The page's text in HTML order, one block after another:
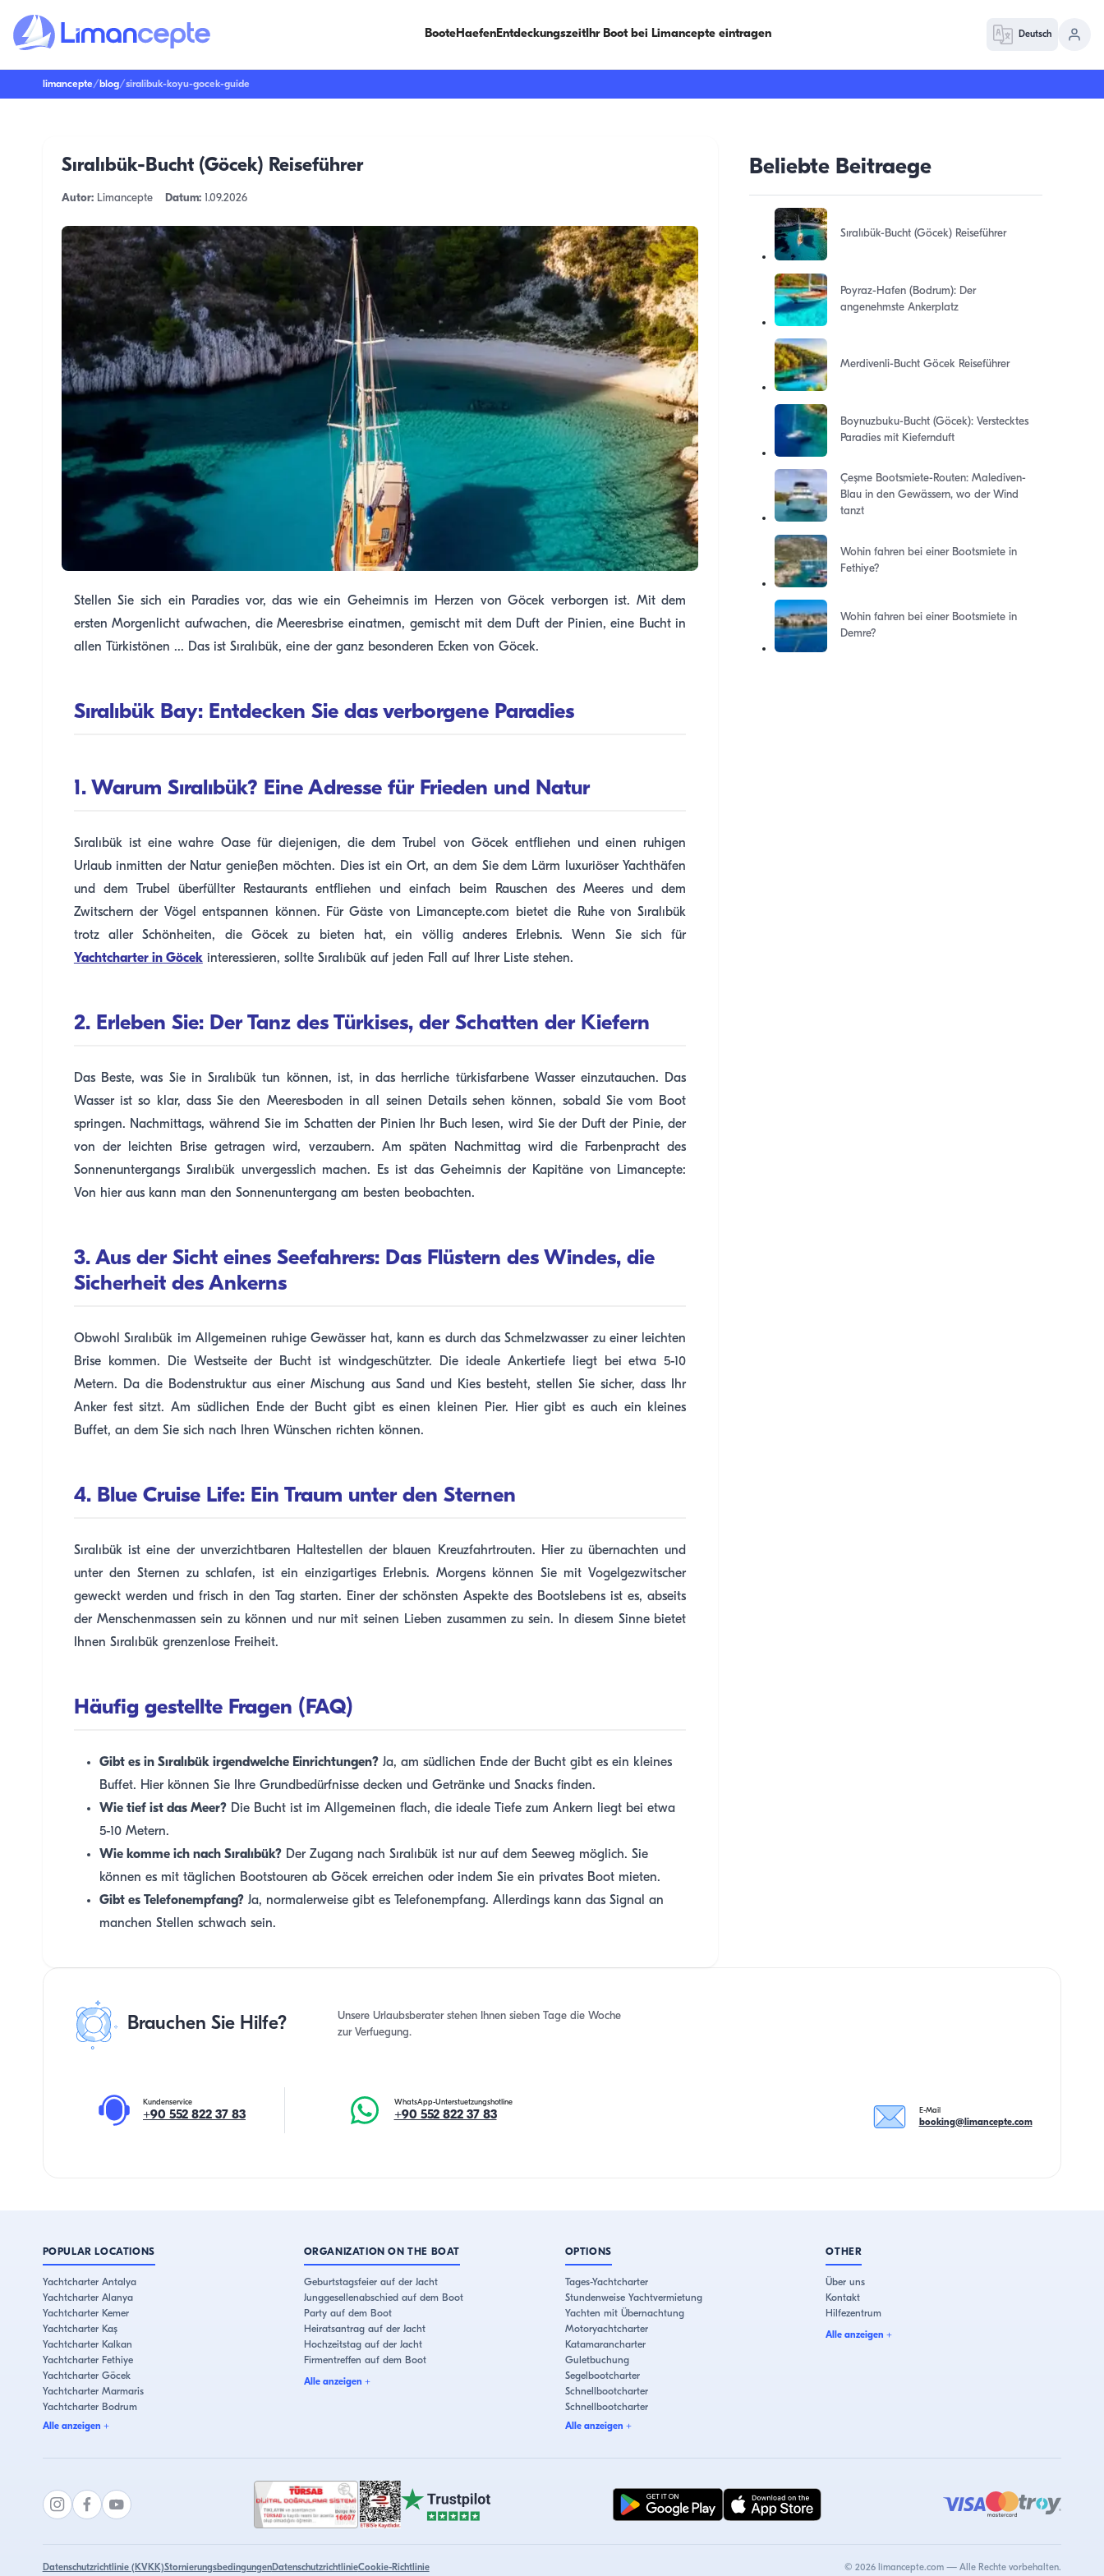
BooteHaefenEntdeckungszeitIhr Boot bei Limancepte eintragen Deutsch
limancepte/ blog/siralibuk-koyu-gocek-guide
Sıralıbük-Bucht (Göcek) Reiseführer
Autor:Limancepte Datum: 1.09.2026
Stellen Sie sich ein Paradies vor, das wie ein Geheimnis im Herzen von Göcek verborgen ist. Mit dem
ersten Morgenlicht aufwachen, die Meeresbrise einatmen, gemischt mit dem Duft der Pinien, eine Bucht in
allen Türkistönen ... Das ist Sıralıbük, eine der ganz besonderen Ecken von Göcek.
Sıralıbük Bay: Entdecken Sie das verborgene Paradies
1. Warum Sıralıbük? Eine Adresse für Frieden und Natur
Sıralıbük ist eine wahre Oase für diejenigen, die dem Trubel von Göcek entfliehen und einen ruhigen
Urlaub inmitten der Natur genießen möchten. Dies ist ein Ort, an dem Sie dem Lärm luxuriöser Yachthäfen
und dem Trubel überfüllter Restaurants entfliehen und einfach beim Rauschen des Meeres und dem
Zwitschern der Vögel entspannen können. Für Gäste von Limancepte.com bietet die Ruhe von Sıralıbük
trotz aller Schönheiten, die Göcek zu bieten hat, ein völlig anderes Erlebnis. Wenn Sie sich für
Yachtcharter in Göcekinteressieren, sollte Sıralıbük auf jeden Fall auf Ihrer Liste stehen.
2. Erleben Sie: Der Tanz des Türkises, der Schatten der Kiefern
Das Beste, was Sie in Sıralıbük tun können, ist, in das herrliche türkisfarbene Wasser einzutauchen. Das
Wasser ist so klar, dass Sie den Meeresboden in all seinen Details sehen können, sobald Sie vom Boot
springen. Nachmittags, während Sie im Schatten der Pinien Ihr Buch lesen, wird Sie der Duft der Pinie, der
von der leichten Brise getragen wird, verzaubern. Am späten Nachmittag wird die Farbenpracht des
Sonnenuntergangs Sıralıbük unvergesslich machen. Es ist das Geheimnis der Kapitäne von Limancepte:
Von hier aus kann man den Sonnenuntergang am besten beobachten.
3. Aus der Sicht eines Seefahrers: Das Flüstern des Windes, die
Sicherheit des Ankerns
Obwohl Sıralıbük im Allgemeinen ruhige Gewässer hat, kann es durch das Schmelzwasser zu einer leichten
Brise kommen. Die Westseite der Bucht ist windgeschützter. Die ideale Ankertiefe liegt bei etwa 5-10
Metern. Da die Bodenstruktur aus einer Mischung aus Sand und Kies besteht, stellen Sie sicher, dass Ihr
Anker fest sitzt. Am südlichen Ende der Bucht gibt es einen kleinen Pier. Hier gibt es auch ein kleines
Buffet, an dem Sie sich nach Ihren Wünschen richten können.
4. Blue Cruise Life: Ein Traum unter den Sternen
Sıralıbük ist eine der unverzichtbaren Haltestellen der blauen Kreuzfahrtrouten. Hier zu übernachten und
unter den Sternen zu schlafen, ist ein einzigartiges Erlebnis. Morgens können Sie mit Vogelgezwitscher
geweckt werden und frisch in den Tag starten. Einer der schönsten Aspekte des Bootslebens ist es, abseits
der Menschenmassen sein zu können und nur mit seinen Lieben zusammen zu sein. In diesem Sinne bietet
Ihnen Sıralıbük grenzenlose Freiheit.
Häufig gestellte Fragen (FAQ)
Gibt es in Sıralıbük irgendwelche Einrichtungen?Ja, am südlichen Ende der Bucht gibt es ein kleines
Buffet. Hier können Sie Ihre Grundbedürfnisse decken und Getränke und Snacks finden.
Wie tief ist das Meer?Die Bucht ist im Allgemeinen flach, die ideale Tiefe zum Ankern liegt bei etwa
5-10 Metern.
Wie komme ich nach Sıralıbük?Der Zugang nach Sıralıbük ist nur auf dem Seeweg möglich. Sie
können es mit täglichen Bootstouren ab Göcek erreichen oder indem Sie ein privates Boot mieten.
Gibt es Telefonempfang?Ja, normalerweise gibt es Telefonempfang. Allerdings kann das Signal an
manchen Stellen schwach sein.
Beliebte Beitraege
Sıralıbük-Bucht (Göcek) Reiseführer
Poyraz-Hafen (Bodrum): Der
angenehmste Ankerplatz
Merdivenli-Bucht Göcek Reiseführer
Boynuzbuku-Bucht (Göcek): Verstecktes
Paradies mit Kiefernduft
Çeşme Bootsmiete-Routen: Malediven-
Blau in den Gewässern, wo der Wind
tanzt
Wohin fahren bei einer Bootsmiete in
Fethiye?
Wohin fahren bei einer Bootsmiete in
Demre?
Brauchen Sie Hilfe?
Unsere Urlaubsberater stehen Ihnen sieben Tage die Woche
zur Verfuegung.
Kundenservice
+90 552 822 37 83
WhatsApp-Unterstuetzungshotline
+90 552 822 37 83 E-Mail
booking@limancepte.com
POPULAR LOCATIONS
Yachtcharter Antalya
Yachtcharter Alanya
Yachtcharter Kemer
Yachtcharter Kaş
Yachtcharter Kalkan
Yachtcharter Fethiye
Yachtcharter Göcek
Yachtcharter Marmaris
Yachtcharter Bodrum
Yachtcharter Çeşme
Alle anzeigen +
ORGANIZATION ON THE BOAT
Geburtstagsfeier auf der Jacht
Junggesellenabschied auf dem Boot
Party auf dem Boot
Heiratsantrag auf der Jacht
Hochzeitstag auf der Jacht
Firmentreffen auf dem Boot
Alle anzeigen +
OPTIONS
Tages-Yachtcharter
Stundenweise Yachtvermietung
Yachten mit Übernachtung
Motoryachtcharter
Katamarancharter
Guletbuchung
Segelbootcharter
Schnellbootcharter
Schnellbootcharter
Alle anzeigen +
OTHER
Über uns
Kontakt
Hilfezentrum
Alle anzeigen +
Datenschutzrichtlinie (KVKK)StornierungsbedingungenDatenschutzrichtlinieCookie-Richtlinie ©2026 limancepte.com —Alle Rechte vorbehalten.